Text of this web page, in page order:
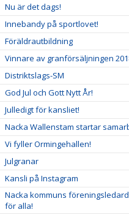
Nu är det dags!
Innebandy på sportlovet!
Föräldrautbildning
Vinnare av granförsäljningen
Distriktslags-SM
God Jul och Gott Nytt År!
Julledigt för kansliet!
Nacka Wallenstam startar
Vi fyller Ormingehallen!
Julgranar
Kansli på Instagram
Nacka kommuns
för alla!